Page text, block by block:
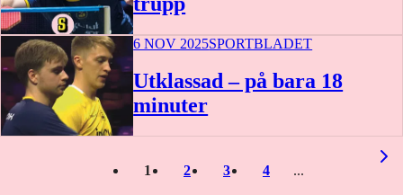
6 NOV 2025SPORTBLADET
Utklassad – på bara 18
minuter
1 2 3 4